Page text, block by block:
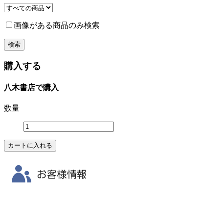
画像がある商品のみ検索
購入する
八木書店で購入
数量